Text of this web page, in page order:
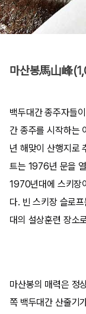
마산봉馬山峰
백두대간 종주자들
간 종주를 시작하는
년 해맞이 산행지로
트는 1976년 문을
1970년대에 스키장
다. 빈 스키장 슬로
대의 설상훈련 장소
마산봉의 매력은 정
쪽 백두대간 산줄기